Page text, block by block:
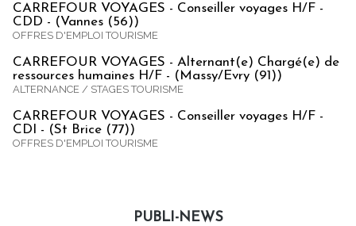
CARREFOUR VOYAGES - Conseiller voyages H/F -
CDD - (Vannes (56))
OFFRES D'EMPLOI TOURISME
CARREFOUR VOYAGES - Alternant(e) Chargé(e) de
ressources humaines H/F - (Massy/Evry (91))
ALTERNANCE / STAGES TOURISME
CARREFOUR VOYAGES - Conseiller voyages H/F -
CDI - (St Brice (77))
OFFRES D'EMPLOI TOURISME
PUBLI-NEWS